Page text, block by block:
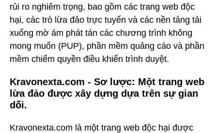
rủi ro nghiêm trọng, bao gồm các trang web độc
hại, các trò lừa đảo trực tuyến và các nền tảng tải
xuống mờ ám phát tán các chương trình không
mong muốn (PUP), phần mềm quảng cáo và phần
mềm chiếm quyền điều khiển trình duyệt.
Kravonexta.com - Sơ lược: Một trang web
lừa đảo được xây dựng dựa trên sự gian
dối.
Kravonexta.com là một trang web độc hại được